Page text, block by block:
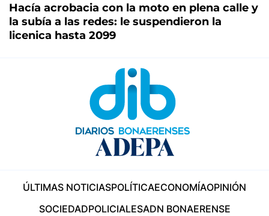
Hacía acrobacia con la moto en plena calle y
la subía a las redes: le suspendieron la
licenica hasta 2099
ÚLTIMAS NOTICIASPOLÍTICAECONOMÍAOPINIÓN
SOCIEDADPOLICIALESADN BONAERENSE